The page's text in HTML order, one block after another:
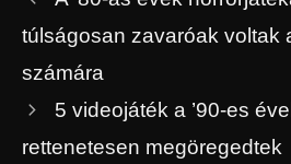
túlságosan zavaróak voltak
számára
5 videojáték a ’90-es
rettenetesen megöregedtek